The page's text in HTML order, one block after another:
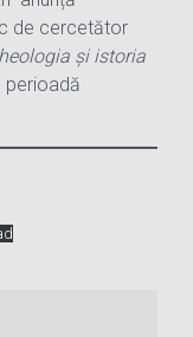
de cercetător
și istoria
perioadă